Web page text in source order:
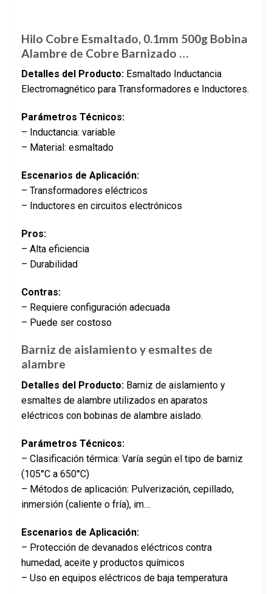
Hilo Cobre Esmaltado, 0.1mm 500g Bobina
Alambre de Cobre Barnizado …
Detalles del Producto: Esmaltado Inductancia
Electromagnético para Transformadores e Inductores.
Parámetros Técnicos:
– Inductancia: variable
– Material: esmaltado
Escenarios de Aplicación:
– Transformadores eléctricos
– Inductores en circuitos electrónicos
Pros:
– Alta eficiencia
– Durabilidad
Contras:
– Requiere configuración adecuada
– Puede ser costoso
Barniz de aislamiento y esmaltes de
alambre
Detalles del Producto: Barniz de aislamiento y
esmaltes de alambre utilizados en aparatos
eléctricos con bobinas de alambre aislado.
Parámetros Técnicos:
– Clasificación térmica: Varía según el tipo de barniz
(105°C a 650°C)
– Métodos de aplicación: Pulverización, cepillado,
inmersión (caliente o fría), im…
Escenarios de Aplicación:
– Protección de devanados eléctricos contra
humedad, aceite y productos químicos
– Uso en equipos eléctricos de baja temperatura